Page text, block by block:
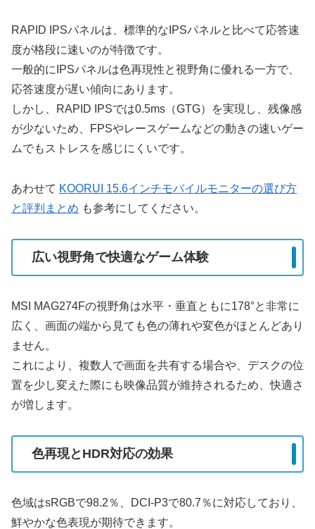
RAPID IPSパネルは、標準的なIPSパネルと比べて応答速
度が格段に速いのが特徴です。
一般的にIPSパネルは色再現性と視野角に優れる一方で、
応答速度が遅い傾向にあります。
しかし、RAPID IPSでは0.5ms（GTG）を実現し、残像感
が少ないため、FPSやレースゲームなどの動きの速いゲー
ムでもストレスを感じにくいです。
あわせて KOORUI 15.6インチモバイルモニターの選び方
と評判まとめ も参考にしてください。
広い視野角で快適なゲーム体験
MSI MAG274Fの視野角は水平・垂直ともに178°と非常に
広く、画面の端から見ても色の薄れや変色がほとんどあり
ません。
これにより、複数人で画面を共有する場合や、デスクの位
置を少し変えた際にも映像品質が維持されるため、快適さ
が増します。
色再現とHDR対応の効果
色域はsRGBで98.2％、DCI-P3で80.7％に対応しており、
鮮やかな色表現が期待できます。